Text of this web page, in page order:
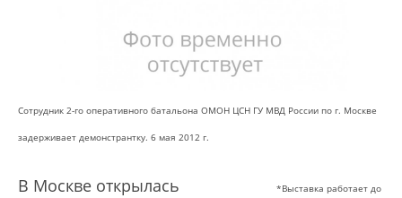
Сотрудник 2-го оперативного батальона ОМОН ЦСН ГУ МВД России по г. Москве
задерживает демонстрантку. 6 мая 2012 г.
*Выставка работает до
В Москве открылась